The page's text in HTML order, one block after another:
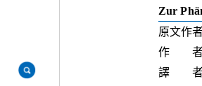
Zur
原文作
作 者
譯 者